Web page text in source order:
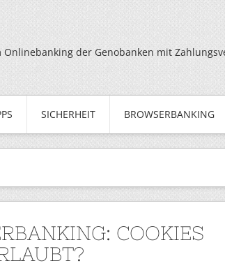
der Genobanken mit
SICHERHEIT BROWSERBANKING
COOKIES